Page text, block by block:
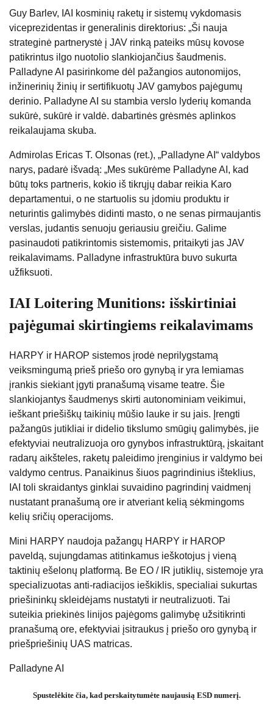
Guy Barlev, IAI kosminių raketų ir sistemų vykdomasis
viceprezidentas ir generalinis direktorius: „Ši nauja
strateginė partnerystė į JAV rinką pateiks mūsų kovose
patikrintus ilgo nuotolio slankiojančius šaudmenis.
Palladyne AI pasirinkome dėl pažangios autonomijos,
inžinerinių žinių ir sertifikuotų JAV gamybos pajėgumų
derinio. Palladyne AI su stambia verslo lyderių komanda
sukūrė, sukūrė ir valdė. dabartinės grėsmės aplinkos
reikalaujama skuba.
Admirolas Ericas T. Olsonas (ret.), „Palladyne AI“ valdybos
narys, padarė išvadą: „Mes sukūrėme Palladyne AI, kad
būtų toks partneris, kokio iš tikrųjų dabar reikia Karo
departamentui, o ne startuolis su įdomiu produktu ir
neturintis galimybės didinti masto, o ne senas pirmaujantis
verslas, judantis senuoju geriausiu greičiu. Galime
pasinaudoti patikrintomis sistemomis, pritaikyti jas JAV
reikalavimams. Palladyne infrastruktūra buvo sukurta
užfiksuoti.
IAI Loitering Munitions: išskirtiniai
pajėgumai skirtingiems reikalavimams
HARPY ir HAROP sistemos įrodė neprilygstamą
veiksmingumą prieš priešo oro gynybą ir yra lemiamas
įrankis siekiant įgyti pranašumą visame teatre. Šie
slankiojantys šaudmenys skirti autonominiam veikimui,
ieškant priešiškų taikinių mūšio lauke ir su jais. Įrengti
pažangūs jutikliai ir didelio tikslumo smūgių galimybės, jie
efektyviai neutralizuoja oro gynybos infrastruktūrą, įskaitant
radarų aikšteles, raketų paleidimo įrenginius ir valdymo bei
valdymo centrus. Panaikinus šiuos pagrindinius išteklius,
IAI toli skraidantys ginklai suvaidino pagrindinį vaidmenį
nustatant pranašumą ore ir atveriant kelią sėkmingoms
kelių sričių operacijoms.
Mini HARPY naudoja pažangų HARPY ir HAROP
paveldą, sujungdamas atitinkamus ieškotojus į vieną
taktinių ešelonų platformą. Be EO / IR jutiklių, sistemoje yra
specializuotas anti-radiacijos ieškiklis, specialiai sukurtas
priešininkų skleidėjams nustatyti ir neutralizuoti. Tai
suteikia priekinės linijos pajėgoms galimybę užsitikrinti
pranašumą ore, efektyviai įsitraukus į priešo oro gynybą ir
priešpriešinių UAS matricas.
Palladyne AI
Spustelėkite čia, kad perskaitytumėte naujausią ESD numerį.